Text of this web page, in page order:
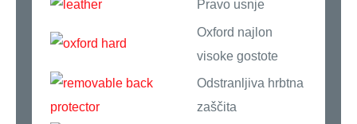
Pravo usnje
Oxford najlon
visoke gostote
Odstranljiva hrbtna
zaščita